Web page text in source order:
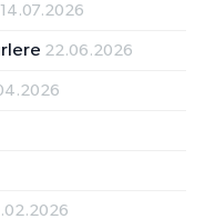
14.07.2026
22.06.2026